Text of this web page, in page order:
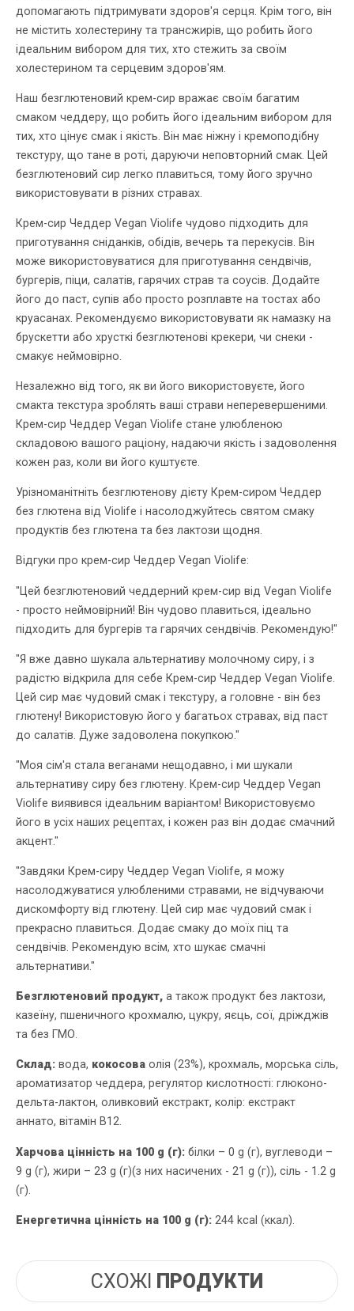
допомагають підтримувати здоров'я серця. Крім того, він
не містить холестерину та трансжирів, що робить його
ідеальним вибором для тих, хто стежить за своїм
холестерином та серцевим здоров'ям.
Наш безглютеновий крем-сир вражає своїм багатим
смаком чеддеру, що робить його ідеальним вибором для
тих, хто цінує смак і якість. Він має ніжну і кремоподібну
текстуру, що тане в роті, даруючи неповторний смак. Цей
безглютеновий сир легко плавиться, тому його зручно
використовувати в різних стравах.
Крем-сир Чеддер Vegan Violife чудово підходить для
приготування сніданків, обідів, вечерь та перекусів. Він
може використовуватися для приготування сендвічів,
бургерів, піци, салатів, гарячих страв та соусів. Додайте
його до паст, супів або просто розплавте на тостах або
круасанах. Рекомендуємо використовувати як намазку на
брускетти або хрусткі безглютенові крекери, чи снеки -
смакує неймовірно.
Незалежно від того, як ви його використовуєте, його
смакта текстура зроблять ваші страви неперевершеними.
Крем-сир Чеддер Vegan Violife стане улюбленою
складовою вашого раціону, надаючи якість і задоволення
кожен раз, коли ви його куштуєте.
Урізноманітніть безглютенову дієту Крем-сиром Чеддер
без глютена від Violife і насолоджуйтесь святом смаку
продуктів без глютена та без лактози щодня.
Відгуки про крем-сир Чеддер Vegan Violife:
"Цей безглютеновий чеддерний крем-сир від Vegan Violife
- просто неймовірний! Він чудово плавиться, ідеально
підходить для бургерів та гарячих сендвічів. Рекомендую!"
"Я вже давно шукала альтернативу молочному сиру, і з
радістю відкрила для себе Крем-сир Чеддер Vegan Violife.
Цей сир має чудовий смак і текстуру, а головне - він без
глютену! Використовую його у багатьох стравах, від паст
до салатів. Дуже задоволена покупкою."
"Моя сім'я стала веганами нещодавно, і ми шукали
альтернативу сиру без глютену. Крем-сир Чеддер Vegan
Violife виявився ідеальним варіантом! Використовуємо
його в усіх наших рецептах, і кожен раз він додає смачний
акцент."
"Завдяки Крем-сиру Чеддер Vegan Violife, я можу
насолоджуватися улюбленими стравами, не відчуваючи
дискомфорту від глютену. Цей сир має чудовий смак і
прекрасно плавиться. Додає смаку до моїх піц та
сендвічів. Рекомендую всім, хто шукає смачні
альтернативи."
Безглютеновий продукт, а також продукт без лактози,
казеїну, пшеничного крохмалю, цукру, яєць, сої, дріжджів
та без ГМО.
Склад: вода, кокосова олія (23%), крохмаль, морська сіль,
ароматизатор чеддера, регулятор кислотності: глюконо-
дельта-лактон, оливковий екстракт, колір: екстракт
аннато, вітамін B12.
Харчова цінність на 100 g (г): білки – 0 g (г), вуглеводи –
9 g (г), жири – 23 g (г)(з них насичених - 21 g (г)), сіль - 1.2 g
(г).
Енергетична цінність на 100 g (г): 244 kcal (ккал).
СХОЖІ ПРОДУКТИ